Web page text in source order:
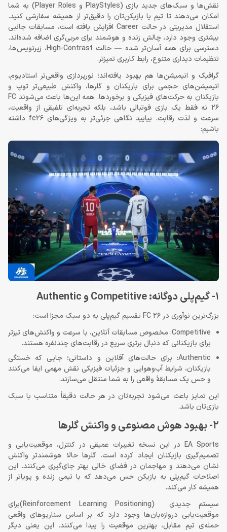
نقش‌ها و سبک‌های جدید بازی (PlayStyles و Player Roles) به شما
امکان می‌دهند تا تیم یا بازیکن‌تان را دقیق‌تر از همیشه سفارشی کنید.
استقلال مدیریتی در حالت Career افزایش یافته است، مسابقات جانبی
بیشتری وجود دارد، چالش زنده و هوشمند برای مربی‌گری اضافه شده‌اند.
دسترسی برای همه آسان‌تر شده — حالت High-Contrast، زیرنویس‌ها،
تنظیمات دیداری متنوع، رابط کاربری تمیزتر.
گرافیک و انیمیشن‌ها هم بهبود یافته‌اند؛ نورپردازی واقعی‌تر استادیوم،
انیمیشن‌های حجمی برای بازیکنان و گلرها، واکنش طبیعی‌تر توپ و
بازیکنان به حرکت‌های فیزیکی و برخوردها. همه این‌ها باعث می‌شوند FC
26 نه فقط یک بازی فوتبالی باشد، بلکه تجربه‌ای تلفیقی از واقعیت،
سرعت و لذت رقابت. بیایید نگاهی جزئی‌تر به ویژگی‌های fc26 داشته
باشیم:
1- گیم‌پلی دوگانه: Competitive و Authentic
بزرگ‌ترین نوآوری در FC 26 تقسیم گیم‌پلی به دو سبک مجزا است:
Competitive: مخصوص مسابقات آنلاین، با سرعت و واکنش‌های تیزتر
برای بازیکنانی که دنبال برتری سریع در رقابت‌های چندنفره هستند.
Authentic: برای حالت‌های آفلاین و داستانی؛ جایی که خستگی
بازیکنان، شرایط آب‌وهوایی و جزئیات فیزیکی نقش مهمی ایفا می‌کنند
و حس یک مسابقهٔ واقعی را به شما منتقل می‌سازند.
این تمایز باعث می‌شود تجربه‌تان در هر حالت دقیقاً متناسب با سبک
بازی‌تان باشد.
2- بهبود هوش مصنوعی و واکنش گلرها
EA Sports در این نسخه تغییرات عمیقی در کنترل، موقعیت‌یابی و
تصمیم‌گیری بازیکنان ایجاد کرده است. گلرها حالا هوشمندتر واکنش
نشان می‌دهند و مهاجمان در فضای خالی بهتر جای‌گیری می‌کنند. این
اصلاحات گیم‌پلی به بازیکن حس می‌دهد که با تیمی زنده و پویاتر از
همیشه کار می‌کند.
سیستم جدیدی (Reinforcement Learning Positioning)برای
موقعیت‌یابی دروازه‌بان‌ها وجود دارد که بر اساس سناریوهای واقعی
حمله‌ی تیم مقابل، بهترین موقعیت را پیدا می‌کنند. این یعنی دیگر